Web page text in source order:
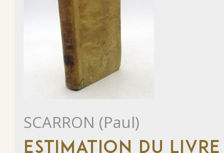
SCARRON (Paul)
ESTIMATION DU